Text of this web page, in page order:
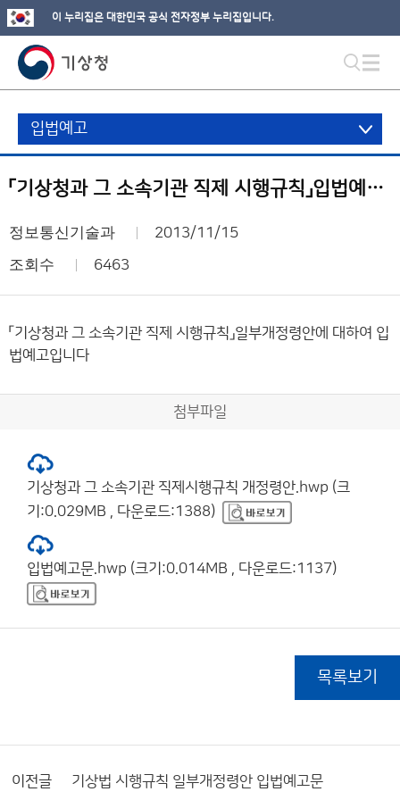
이 누리집은 대한민국 공식 전자정부 누리집입니다.
입법예고
「기상청과 그 소속기관 직제 시행규칙」입법예고문 및 일부개정령안
정보통신기술과 2013/11/15
조회수 6463
「기상청과 그 소속기관 직제 시행규칙」일부개정령안에 대하여 입
법예고입니다
첨부파일
기상청과 그 소속기관 직제시행규칙 개정령안.hwp (크
기:0.029MB , 다운로드:1388)
입법예고문.hwp (크기:0.014MB , 다운로드:1137)
목록보기
이전글 기상법 시행규칙 일부개정령안 입법예고문